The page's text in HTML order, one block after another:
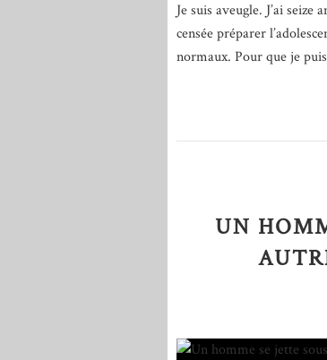
Je suis aveugle. J’ai
censée préparer
normaux. Pour que je
UN